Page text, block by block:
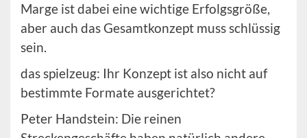
Marge ist dabei eine wichtige Erfolgsgröße,
aber auch das Gesamtkonzept muss schlüssig
sein.
das spielzeug: Ihr Konzept ist also nicht auf
bestimmte Formate ausgerichtet?
Peter Handstein: Die reinen